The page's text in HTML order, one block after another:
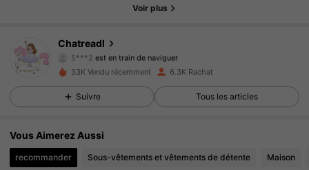
Voir plus
Chatreadl
5***2est en train de naviguer
4.93
2.2K Suiveurs
4.93 2.2K Suiveurs
4.93 2.2K Suiveurs
4.93
33K Vendu récemment 6.3K Rachat
Suivre Tous les articles
Vous Aimerez Aussi
recommander Sous-vêtements et vêtements de détente Maison